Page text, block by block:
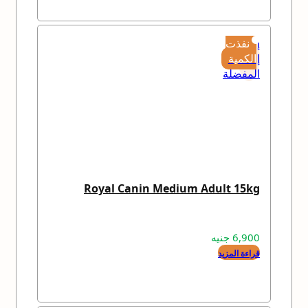
نفذت
الكمية
إضافة
إلى
المفضلة
Royal Canin Medium Adult 15kg
6,900 جنيه
قراءة المزيد